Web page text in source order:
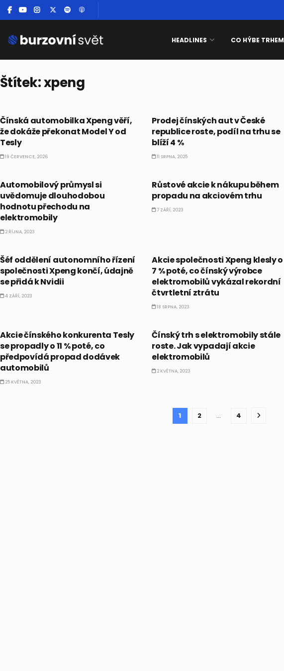
HEADLINES CO HÝBE TRHEM
Štítek:xpeng
Čínská automobilka Xpeng věří,
že dokáže překonat Model Y od
Tesly
19 ČERVENCE, 2026
Prodej čínských aut v České
republice roste, podíl na trhu se
blíží 4 %
11 SRPNA, 2025
Automobilový průmysl si
uvědomuje dlouhodobou
hodnotu přechodu na
elektromobily
2 ŘÍJNA, 2023
Růstové akcie k nákupu během
propadu na akciovém trhu
7 ZÁŘÍ, 2023
Šéf oddělení autonomního řízení
společnosti Xpeng končí, údajně
se přidá k Nvidii
4 ZÁŘÍ, 2023
Akcie společnosti Xpeng klesly o
7 % poté, co čínský výrobce
elektromobilů vykázal rekordní
čtvrtletní ztrátu
18 SRPNA, 2023
Akcie čínského konkurenta Tesly
se propadly o 11 % poté, co
předpovídá propad dodávek
automobilů
25 KVĚTNA, 2023
Čínský trh s elektromobily stále
roste. Jak vypadají akcie
elektromobilů
2 KVĚTNA, 2023
1 2 … 4